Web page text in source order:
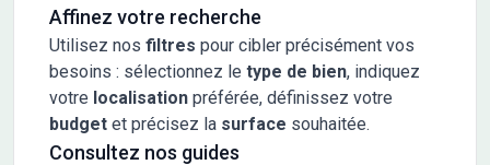
Affinez votre recherche
Utilisez nos filtres pour cibler précisément vos
besoins : sélectionnez le type de bien, indiquez
votre localisation préférée, définissez votre
budget et précisez la surface souhaitée.
Consultez nos guides